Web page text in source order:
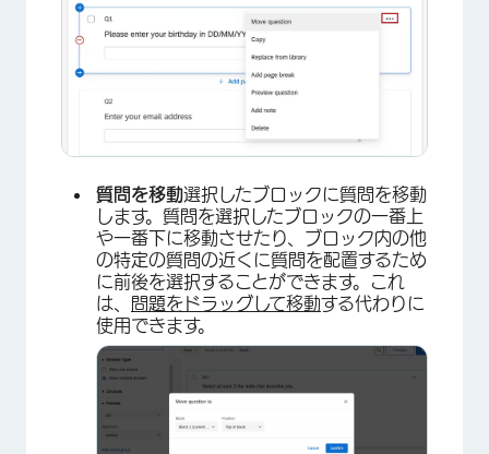
質問を移動選択したブロックに質問を移動
します。質問を選択したブロックの一番上
や一番下に移動させたり、ブロック内の他
の特定の質問の近くに質問を配置するため
に前後を選択することができます。これ
は、
問題をドラッグして移動する代わりに
使用できます。